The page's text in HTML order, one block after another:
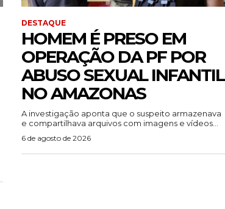
DESTAQUE
HOMEM É PRESO EM
OPERAÇÃO DA PF POR
ABUSO SEXUAL INFANTIL
NO AMAZONAS
A investigação aponta que o suspeito armazenava
e compartilhava arquivos com imagens e vídeos...
6 de agosto de 2026